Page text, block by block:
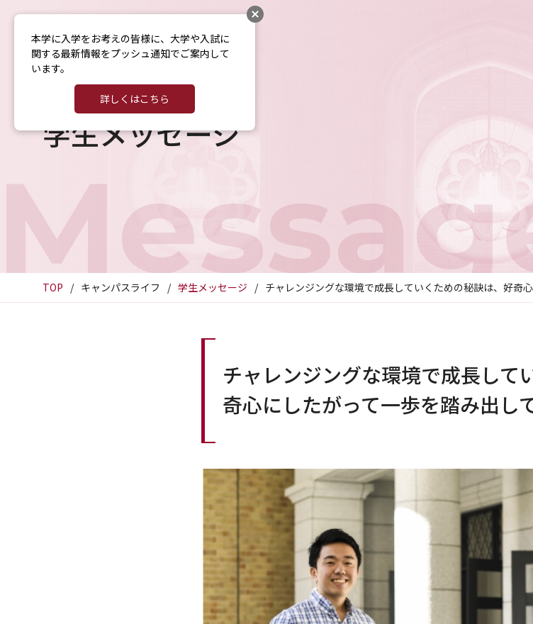
学生メッセージ
TOP キャンパスライフ 学生メッセージ チャレンジングな環境で成長していくための秘訣は、好奇
チャレンジングな環境で成長して
奇心にしたがって一歩を踏み出し
本学に入学をお考えの皆様に、大学や入試に
関する最新情報をプッシュ通知でご案内して
います。
詳しくはこちら